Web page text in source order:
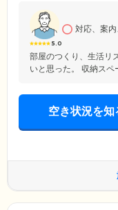
5.0
対応、案内
部屋のつくり、生活リ
いと思った。 収納スペ
空き状況を知